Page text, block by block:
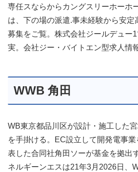
専任スならからカングスリーホーホ
は、下の場の派遣.事未経験から安定
募集をご覧。株式会社ジールデュー
実。会社ジー・バイトエン型求人情
WWB 角田
WB東京都品川区が設計・施工した
を手掛ける。EC設立して開発電事
表した合同社角田ソーが基金を拠出
ネルギーンエスは21年3月2026日、